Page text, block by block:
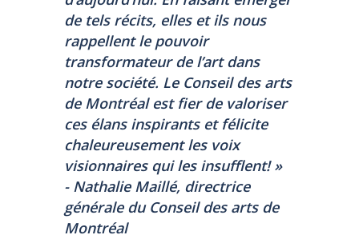
de tels récits, elles et ils nous
rappellent le pouvoir
transformateur de l’art dans
notre société. Le Conseil des arts
de Montréal est fier de valoriser
ces élans inspirants et félicite
chaleureusement les voix
visionnaires qui les insufflent! »
- Nathalie Maillé, directrice
générale du Conseil des arts de
Montréal